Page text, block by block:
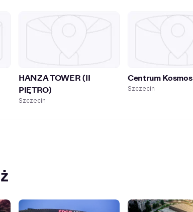
HANZA TOWER (II
PIĘTRO)
Szczecin
Centrum Kosmos
Szczecin